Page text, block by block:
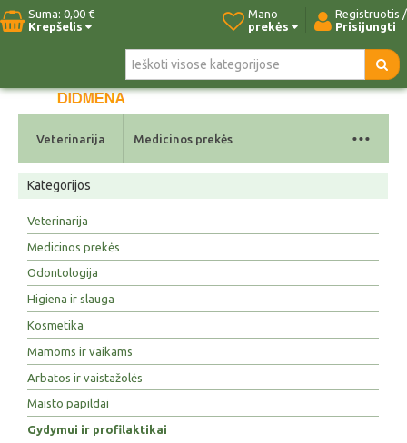
Suma: 0,00 €
Krepšelis
Registruotis /
Prisijungti
Mano
prekės
Pradžia Naujos prekės Kontaktai
Veterinarija Medicinos prekės ...
Kategorijos
Veterinarija
Medicinos prekės
Odontologija
Higiena ir slauga
Kosmetika
Mamoms ir vaikams
Arbatos ir vaistažolės
Maisto papildai
Gydymui ir profilaktikai